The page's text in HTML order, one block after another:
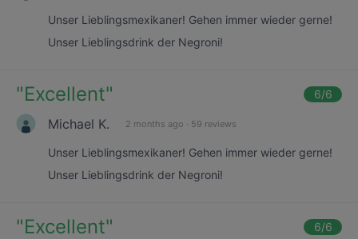
Unser Lieblingsmexikaner! Gehen immer wieder gerne!
Unser Lieblingsdrink der Negroni!
"Excellent" 6/6
Michael K. 2 months ago · 59 reviews
Unser Lieblingsmexikaner! Gehen immer wieder gerne!
Unser Lieblingsdrink der Negroni!
"Excellent" 6/6